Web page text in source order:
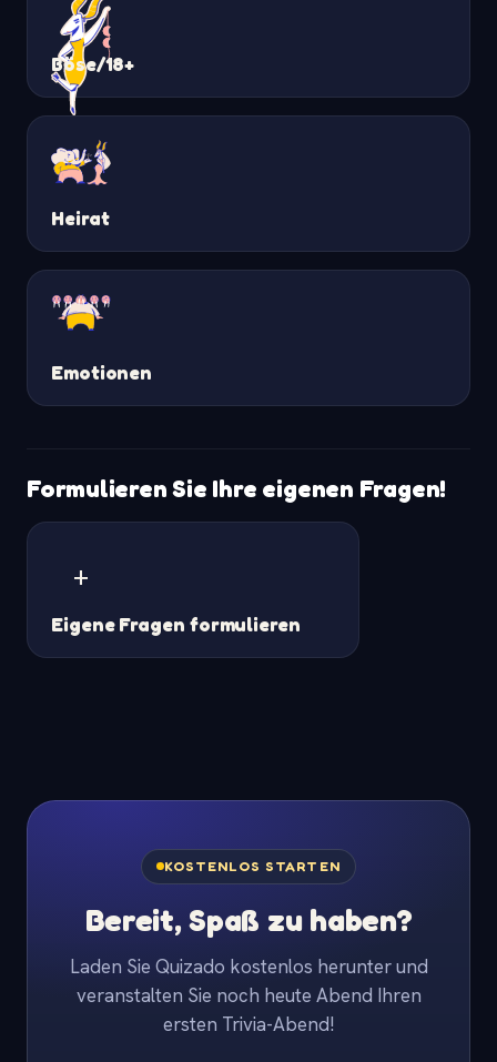
Böse/18+
Heirat
Emotionen
Formulieren Sie Ihre eigenen Fragen!
+
Eigene Fragen formulieren
KOSTENLOS STARTEN
Bereit, Spaß zu haben?
Laden Sie Quizado kostenlos herunter und
veranstalten Sie noch heute Abend Ihren
ersten Trivia-Abend!